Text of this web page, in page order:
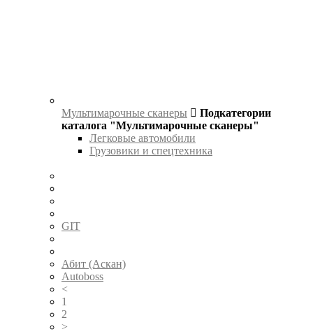
Мультимарочные сканеры
Подкатегории
каталога "Мультимарочные сканеры"
Легковые автомобили
Грузовики и спецтехника
GIT
Абит (Аскан)
Autoboss
<
1
2
>